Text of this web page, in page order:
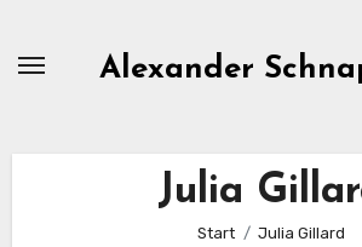
Alexander
Julia
Start Julia Gillard